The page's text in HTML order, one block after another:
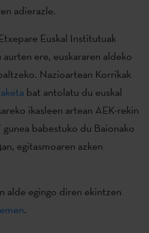
adierazle.
Euskal Institutuak
ere, euskararen aldeko
Nazioartean Korrikak
bat antolatu du euskal
ikasleen artean AEK-rekin
gunea babestuko du Baionako
egitasmoaren azken
alde egingo diren ekintzen
.